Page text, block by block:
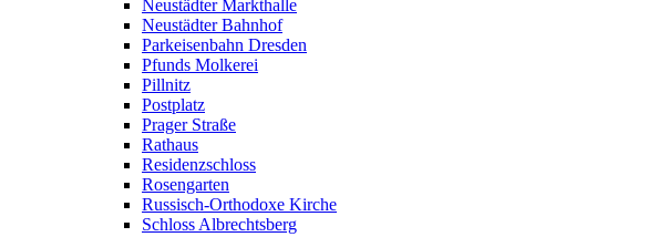
Neustädter Markthalle
Neustädter Bahnhof
Parkeisenbahn Dresden
Pfunds Molkerei
Pillnitz
Postplatz
Prager Straße
Rathaus
Residenzschloss
Rosengarten
Russisch-Orthodoxe Kirche
Schloss Albrechtsberg